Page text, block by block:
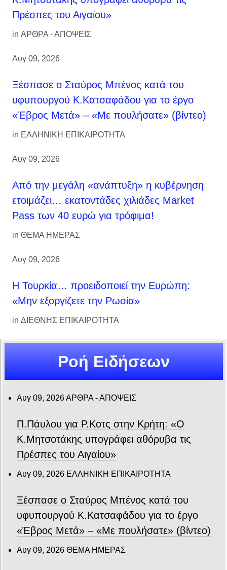
Πρέσπες του Αιγαίου»
in ΑΡΘΡΑ - ΑΠΟΨΕΙΣ
Αυγ 09, 2026
Ξέσπασε ο Σταύρος Μπένος κατά του
υφυπουργού Κ.Κατσαφάδου για το έργο
«Έβρος Μετά» – «Με πουλήσατε» (βίντεο)
in ΕΛΛΗΝΙΚΗ ΕΠΙΚΑΙΡΟΤΗΤΑ
Αυγ 09, 2026
Από την μεγάλη «ανάπτυξη» η κυβέρνηση
ετοιμάζει… εκατοντάδες χιλιάδες Market
Pass των 40 ευρώ για τρόφιμα!
in ΘΕΜΑ ΗΜΕΡΑΣ
Αυγ 09, 2026
Η Τουρκία… προειδοποιεί την Ευρώπη:
«Μην εξοργίζετε την Ρωσία»
in ΔΙΕΘΝΗΣ ΕΠΙΚΑΙΡΟΤΗΤΑ
Ροή Ειδήσεων
Αυγ 09, 2026ΑΡΘΡΑ - ΑΠΟΨΕΙΣ
Π.Πάυλου για Ρ.Κοτς στην Κρήτη: «Ο
Κ.Μητσοτάκης υπογράφει αθόρυβα τις
Πρέσπες του Αιγαίου»
Αυγ 09, 2026 ΕΛΛΗΝΙΚΗ ΕΠΙΚΑΙΡΟΤΗΤΑ
Ξέσπασε ο Σταύρος Μπένος κατά του
υφυπουργού Κ.Κατσαφάδου για το έργο
«Έβρος Μετά» – «Με πουλήσατε» (βίντεο)
Αυγ 09, 2026 ΘΕΜΑ ΗΜΕΡΑΣ